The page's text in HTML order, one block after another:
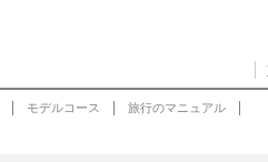
モデルコース 旅行のマニュアル